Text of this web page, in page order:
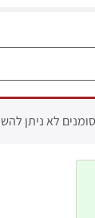
לא ניתן